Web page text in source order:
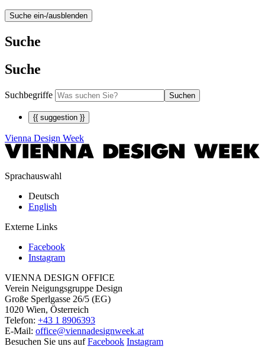
Suche ein-/ausblenden
Suche
Suche
Suchbegriffe Suchen
{{ suggestion }}
Vienna Design Week
Sprachauswahl
Deutsch
English
Externe Links
Facebook
Instagram
VIENNA DESIGN OFFICE
Verein Neigungsgruppe Design
Große Sperlgasse 26/5 (EG)
1020 Wien, Österreich
Telefon: +43 1 8906393
E-Mail: office@viennadesignweek.at
Besuchen Sie uns aufFacebook Instagram